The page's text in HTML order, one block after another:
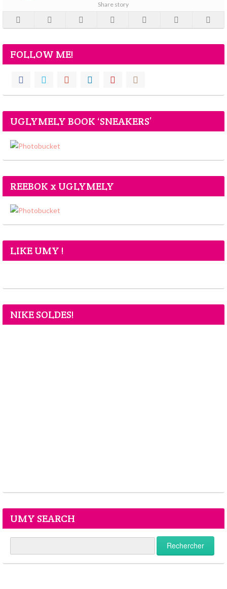
Share story
FOLLOW ME!
UGLYMELY BOOK ‘SNEAKERS’
REEBOK x UGLYMELY
LIKE UMY !
NIKE SOLDES!
UMY SEARCH